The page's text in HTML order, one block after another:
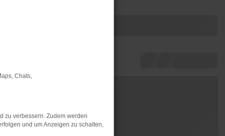
Chats,
zu verbessern. Zudem werden
und um Anzeigen zu schalten,